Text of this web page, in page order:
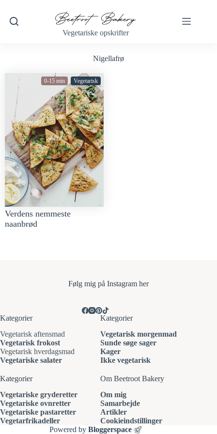
Vegetariske opskrifter
Nigellafrø
0-15 min Vegetarisk
Verdens nemmeste
naanbrød
Følg mig på Instagram her
Kategorier
Vegetarisk aftensmad
Vegetarisk frokost
Vegetarisk hverdagsmad
Vegetariske salater
Kategorier
Vegetarisk morgenmad
Sunde søge sager
Kager
Ikke vegetarisk
Kategorier
Vegetariske gryderetter
Vegetariske ovnretter
Vegetariske pastaretter
Vegetarfrikadeller
Om Beetroot Bakery
Om mig
Samarbejde
Artikler
Cookieindstillinger
Powered byBloggerspace